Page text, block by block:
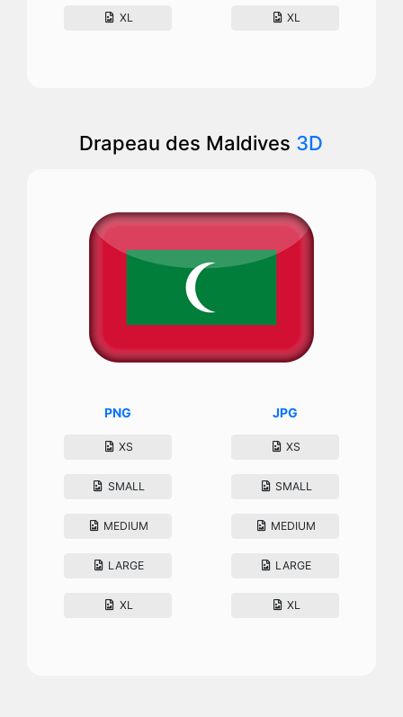
XL XL
Drapeau des Maldives 3D
PNG
XS
SMALL
MEDIUM
LARGE
XL
JPG
XS
SMALL
MEDIUM
LARGE
XL